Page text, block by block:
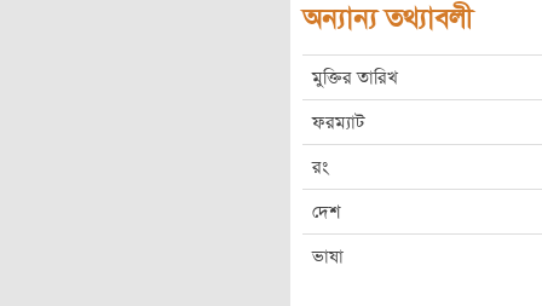
অন্যান্য তথ্যাবলী
মুক্তির তারিখ
ফরম্যাট
রং
দেশ
ভাষা